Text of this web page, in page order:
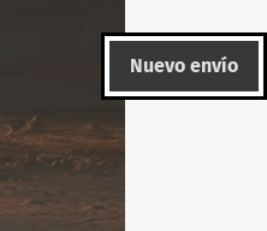
Nuevo envío